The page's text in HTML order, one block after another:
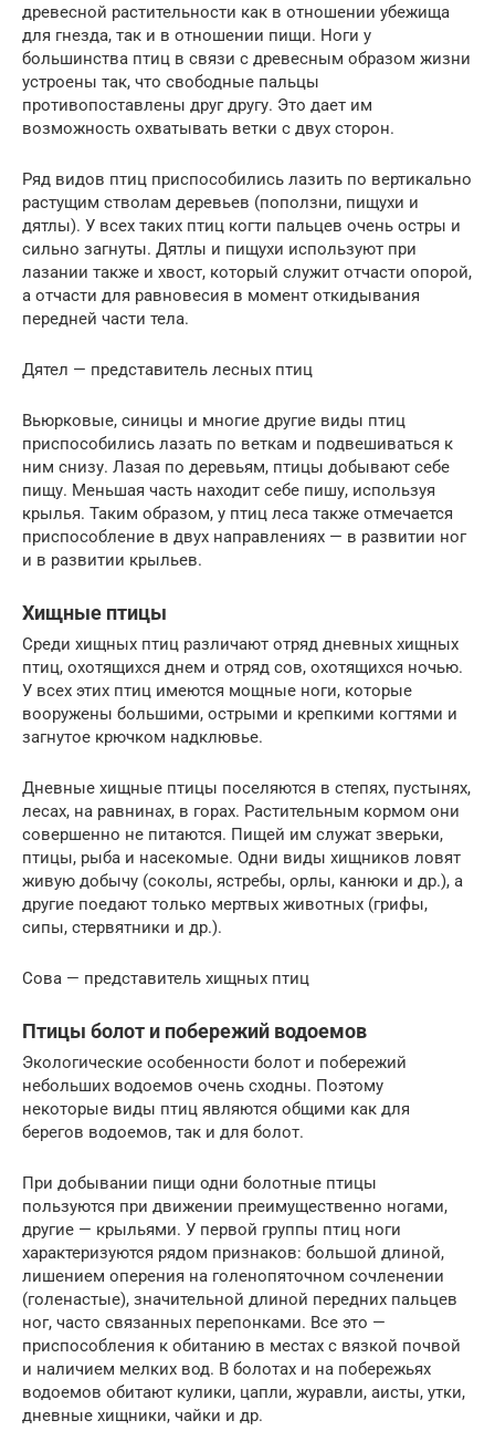
древесной растительности как в отношении убежища
для гнезда, так и в отношении пищи. Ноги у
большинства птиц в связи с древесным образом жизни
устроены так, что свободные пальцы
противопоставлены друг другу. Это дает им
возможность охватывать ветки с двух сторон.
Ряд видов птиц приспособились лазить по вертикально
растущим стволам деревьев (поползни, пищухи и
дятлы). У всех таких птиц когти пальцев очень остры и
сильно загнуты. Дятлы и пищухи используют при
лазании также и хвост, который служит отчасти опорой,
а отчасти для равновесия в момент откидывания
передней части тела.
Дятел — представитель лесных птиц
Вьюрковые, синицы и многие другие виды птиц
приспособились лазать по веткам и подвешиваться к
ним снизу. Лазая по деревьям, птицы добывают себе
пищу. Меньшая часть находит себе пишу, используя
крылья. Таким образом, у птиц леса также отмечается
приспособление в двух направлениях — в развитии ног
и в развитии крыльев.
Хищные птицы
Среди хищных птиц различают отряд дневных хищных
птиц, охотящихся днем и отряд сов, охотящихся ночью.
У всех этих птиц имеются мощные ноги, которые
вооружены большими, острыми и крепкими когтями и
загнутое крючком надклювье.
Дневные хищные птицы поселяются в степях, пустынях,
лесах, на равнинах, в горах. Растительным кормом они
совершенно не питаются. Пищей им служат зверьки,
птицы, рыба и насекомые. Одни виды хищников ловят
живую добычу (соколы, ястребы, орлы, канюки и др.), а
другие поедают только мертвых животных (грифы,
сипы, стервятники и др.).
Сова — представитель хищных птиц
Птицы болот и побережий водоемов
Экологические особенности болот и побережий
небольших водоемов очень сходны. Поэтому
некоторые виды птиц являются общими как для
берегов водоемов, так и для болот.
При добывании пищи одни болотные птицы
пользуются при движении преимущественно ногами,
другие — крыльями. У первой группы птиц ноги
характеризуются рядом признаков: большой длиной,
лишением оперения на голенопяточном сочленении
(голенастые), значительной длиной передних пальцев
ног, часто связанных перепонками. Все это —
приспособления к обитанию в местах с вязкой почвой
и наличием мелких вод. В болотах и на побережьях
водоемов обитают кулики, цапли, журавли, аисты, утки,
дневные хищники, чайки и др.